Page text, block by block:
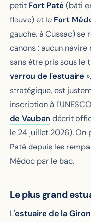
petit Fort Paté (bâti
fleuve) et le Fort
gauche, à Cussac) se
canons : aucun
sans être pris sous le
verrou de l'estuaire
stratégique, est
inscription à
de Vauban décrit
le 24 juillet 2026). On
Paté depuis les
Médoc par le bac.
Le plus grand
L'estuaire de la